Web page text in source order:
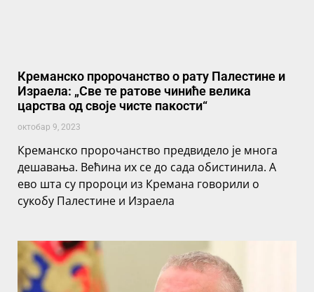
Креманско пророчанство о рату Палестине и
Израела: „Све те ратове чиниће велика
царства од своје чисте пакости“
октобар 9, 2023
Креманско пророчанство предвидело је многа
дешавања. Већина их се до сада обистинила. А
ево шта су пророци из Кремана говорили о
сукобу Палестине и Израела